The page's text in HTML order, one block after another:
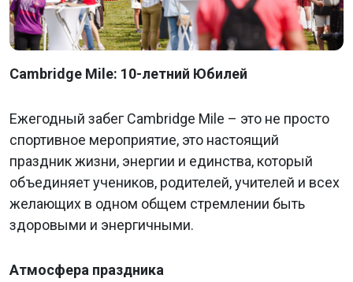
Cambridge Mile: 10-летний Юбилей
Ежегодный забег Cambridge Mile – это не просто
спортивное мероприятие, это настоящий
праздник жизни, энергии и единства, который
объединяет учеников, родителей, учителей и всех
желающих в одном общем стремлении быть
здоровыми и энергичными.
Атмосфера праздника